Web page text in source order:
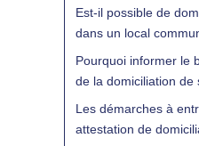
Est-il possible de
dans un local
Pourquoi informer le
de la domiciliation de
Les démarches à
attestation de